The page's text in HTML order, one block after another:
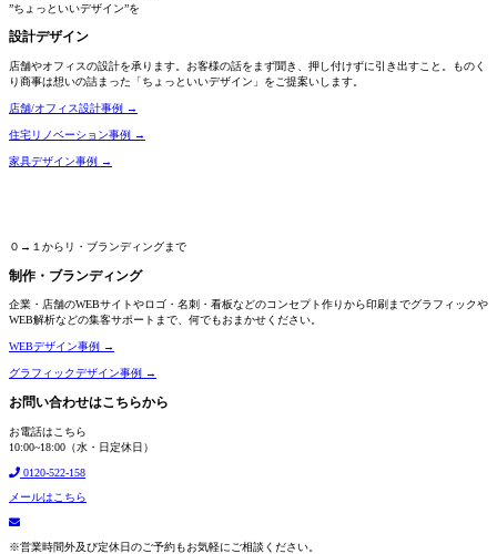
”ちょっといいデザイン”を
設計デザイン
店舗やオフィスの設計を承ります。お客様の話をまず聞き、押し付けずに引き出すこと。ものく
り商事は想いの詰まった「ちょっといいデザイン」をご提案いします。
店舗/オフィス設計事例 →
住宅リノベーション事例 →
家具デザイン事例 →
０→１からリ・ブランディングまで
制作・ブランディング
企業・店舗のWEBサイトやロゴ・名刺・看板などのコンセプト作りから印刷までグラフィックや
WEB解析などの集客サポートまで、何でもおまかせください。
WEBデザイン事例 →
グラフィックデザイン事例 →
お問い合わせはこちらから
お電話はこちら
10:00~18:00（水・日定休日）
0120-522-158
メールはこちら
※営業時間外及び定休日のご予約もお気軽にご相談ください。